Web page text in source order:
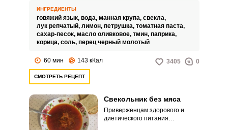
с фрикадельками. Такой суп
заиграет для ваших домочадцев
новыми красками и вкусовыми
характеристиками.
ИНГРЕДИЕНТЫ
говяжий язык, вода, манная крупа, свекла,
лук репчатый, лимон, петрушка, томатная паста,
сахар-песок, масло оливковое, тмин, паприка,
корица, соль, перец черный молотый
60 мин 143 кКал 3405 0
СМОТРЕТЬ РЕЦЕПТ
Свекольник без мяса
Приверженцам здорового и
диетического питания